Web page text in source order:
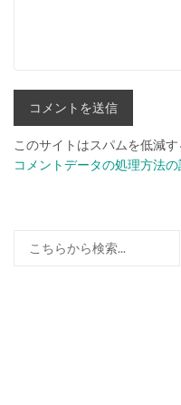
このサイトはスパムを低減
コメントデータの処理方法